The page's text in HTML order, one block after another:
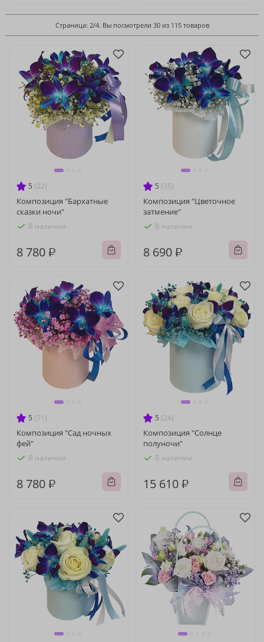
Страница: 2/4. Вы посмотрели 30 из 115 товаров
5 (22)
Композиция "Бархатные
сказки ночи"
В наличии
8 780 ₽
5 (35)
Композиция "Цветочное
затмение"
В наличии
8 690 ₽
5 (51)
Композиция "Сад ночных
фей"
В наличии
8 780 ₽
5 (24)
Композиция "Солнце
полуночи"
В наличии
15 610 ₽